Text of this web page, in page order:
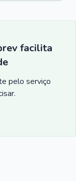
facilita
pelo serviço